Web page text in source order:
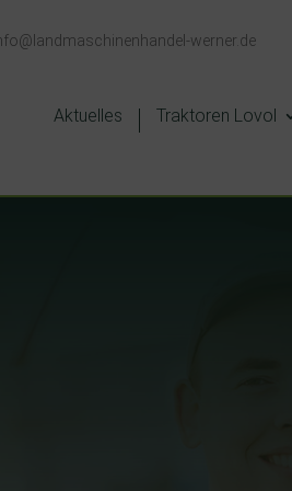
werner.de
Aktuelles Traktoren Lovol